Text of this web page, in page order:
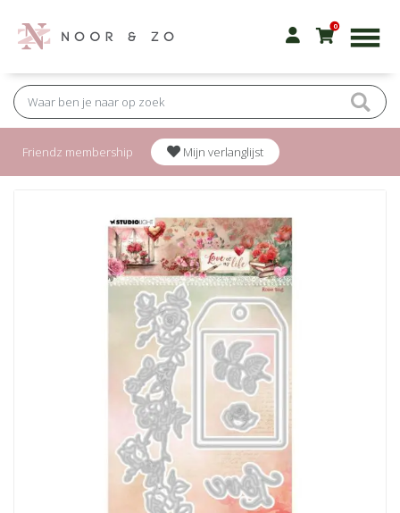
0
Friendz membership Mijn verlanglijst